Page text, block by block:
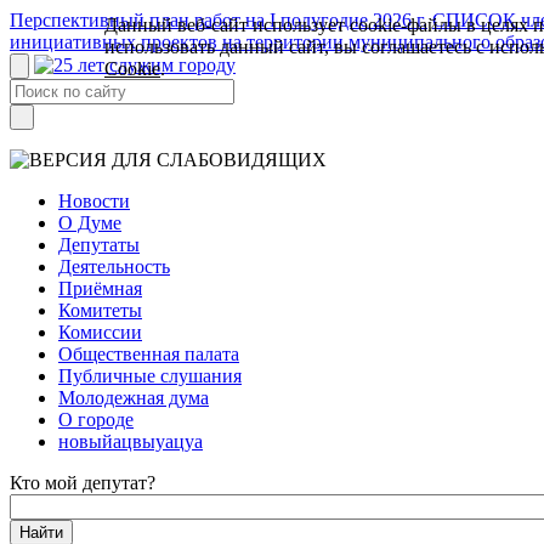
Перспективный план работ на I полугодие 2026 г. СПИСОК
инициативных проектов на территории муниципального
Новости
О Думе
Депутаты
Деятельность
Приёмная
Комитеты
Комиссии
Общественная палата
Публичные слушания
Молодежная дума
О городе
новыйацвыуацуа
Кто мой депутат?
Данный веб-сайт использует cookie-файлы в целях
использовать данный сайт, вы соглашаетесь с
Cookie.